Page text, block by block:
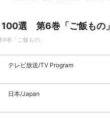
選 第6巻「ご飯もの」
「ご飯もの」
テレビ放送/TV Program
日本/Japan